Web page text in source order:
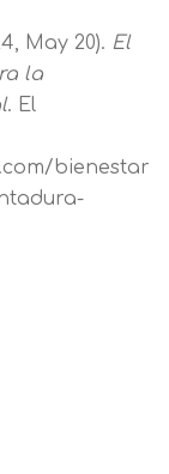
May 20). El
la
. El
bienestar